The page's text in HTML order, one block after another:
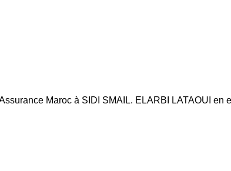
Maroc à SIDI SMAIL. ELARBI LATAOUI en